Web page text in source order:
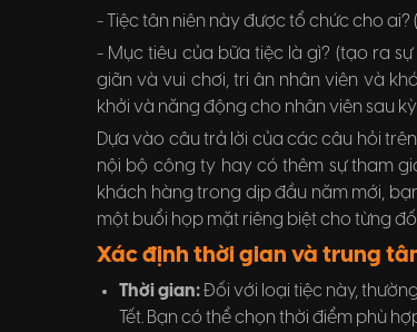
- Tiệc tân niên này được tổ chức cho ai?
- Mục tiêu của bữa tiệc là gì? (tạo ra
giãn và vui chơi, tri ân nhân viên và
khởi và năng động cho nhân viên sau kỳ
Dựa vào câu trả lời của các câu hỏi
nội bộ công ty hay có thêm sự tham
khách hàng trong dịp đầu năm mới,
một buổi họp mặt riêng biệt cho từng
Xác định thời gian và trung
Thời gian:Đối với loại tiệc này,
Tết. Bạn có thể chọn thời điểm phù